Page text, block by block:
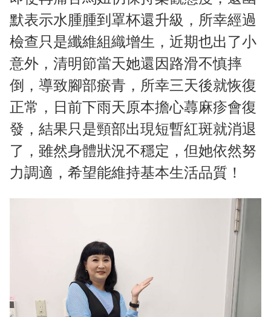
默表示水腫腫到罩杯還升級，所幸經過
檢查只是纖維組織增生，近期也出了小
意外，清明節當天她還因路滑不慎摔
倒，導致腳部瘀青，所幸三天後就恢復
正常，日前下雨天原本擔心蕁麻疹會復
發，結果只是頸部出現短暫紅斑就消退
了，雖然身體狀況不穩定，但她依然努
力調適，希望能維持基本生活品質！